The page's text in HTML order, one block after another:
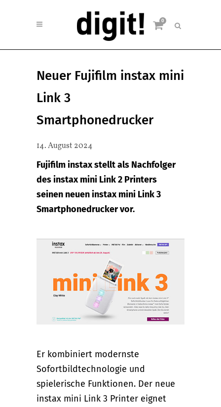
0
Neuer Fujifilm instax mini
Link 3
Smartphonedrucker
14. August 2024
Fujifilm instax stellt als Nachfolger
des instax mini Link 2 Printers
seinen neuen instax mini Link 3
Smartphonedrucker vor.
Er kombiniert modernste
Sofortbildtechnologie und
spielerische Funktionen. Der neue
instax mini Link 3 Printer eignet